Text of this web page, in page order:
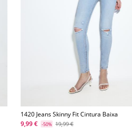
1420 Jeans Skinny Fit Cintura Baixa
9,99 €
-50% 19,99 €